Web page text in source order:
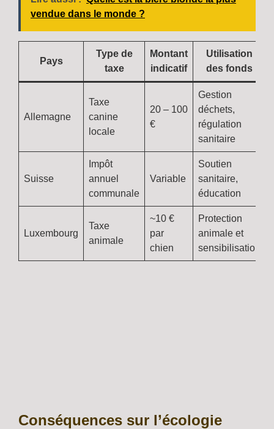
vendue dans le monde ?
Pays
Type de
taxe
Montant
indicatif
Utilisation
des fonds
Allemagne
Taxe
canine
locale
20 – 100
€
Gestion
déchets,
régulation
sanitaire
Suisse
Impôt
annuel
communale
Variable
Soutien
sanitaire,
éducation
Luxembourg
Taxe
animale
~10 €
par
chien
Protection
animale et
sensibilisation
Conséquences sur l’écologie